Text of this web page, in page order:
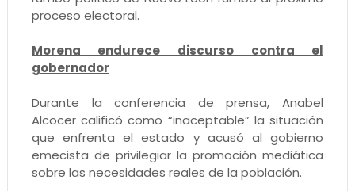
proceso electoral.
Morena endurece discurso contra el
gobernador
Durante la conferencia de prensa, Anabel
Alcocer calificó como “inaceptable” la situación
que enfrenta el estado y acusó al gobierno
emecista de privilegiar la promoción mediática
sobre las necesidades reales de la población.